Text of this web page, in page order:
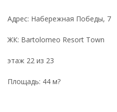
Адрес: Набережная Победы, 7
ЖК: Bartolomeo Resort Town
этаж 22 из 23
Площадь: 44 м?